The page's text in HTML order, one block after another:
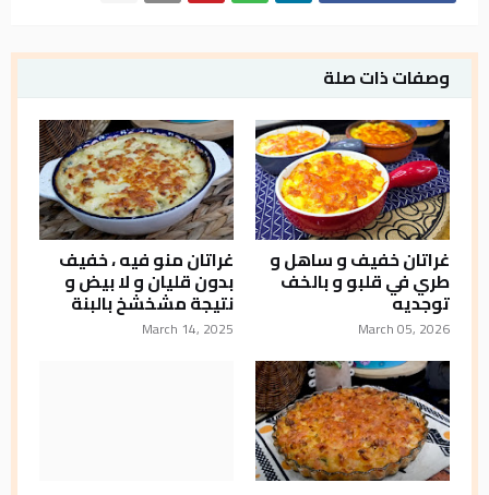
وصفات ذات صلة
غراتان خفيف و ساهل و
طري في قلبو و بالخف
توجديه
March 05, 2026
غراتان منو فيه ، خفيف
بدون قليان و لا بيض و
نتيجة مشخشخ بالبنة
March 14, 2025